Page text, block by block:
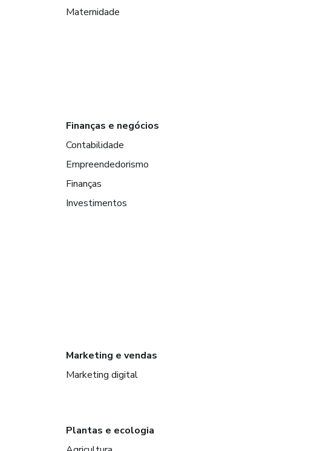
Maternidade
Finanças e negócios
Contabilidade
Empreendedorismo
Finanças
Investimentos
Marketing e vendas
Marketing digital
Plantas e ecologia